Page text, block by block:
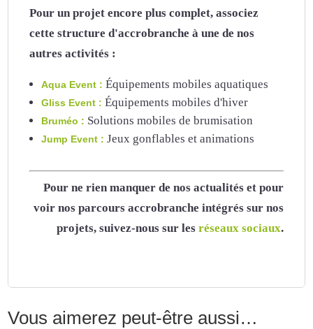
Pour un projet encore plus complet, associez
cette structure d'accrobranche à une de nos
autres activités :
Aqua Event : Équipements mobiles aquatiques
Gliss Event : Équipements mobiles d'hiver
Bruméo : Solutions mobiles de brumisation
Jump Event : Jeux gonflables et animations
Pour ne rien manquer de nos actualités et pour
voir nos parcours accrobranche intégrés sur nos
projets, suivez-nous sur les réseaux sociaux.
Vous aimerez peut-être aussi…